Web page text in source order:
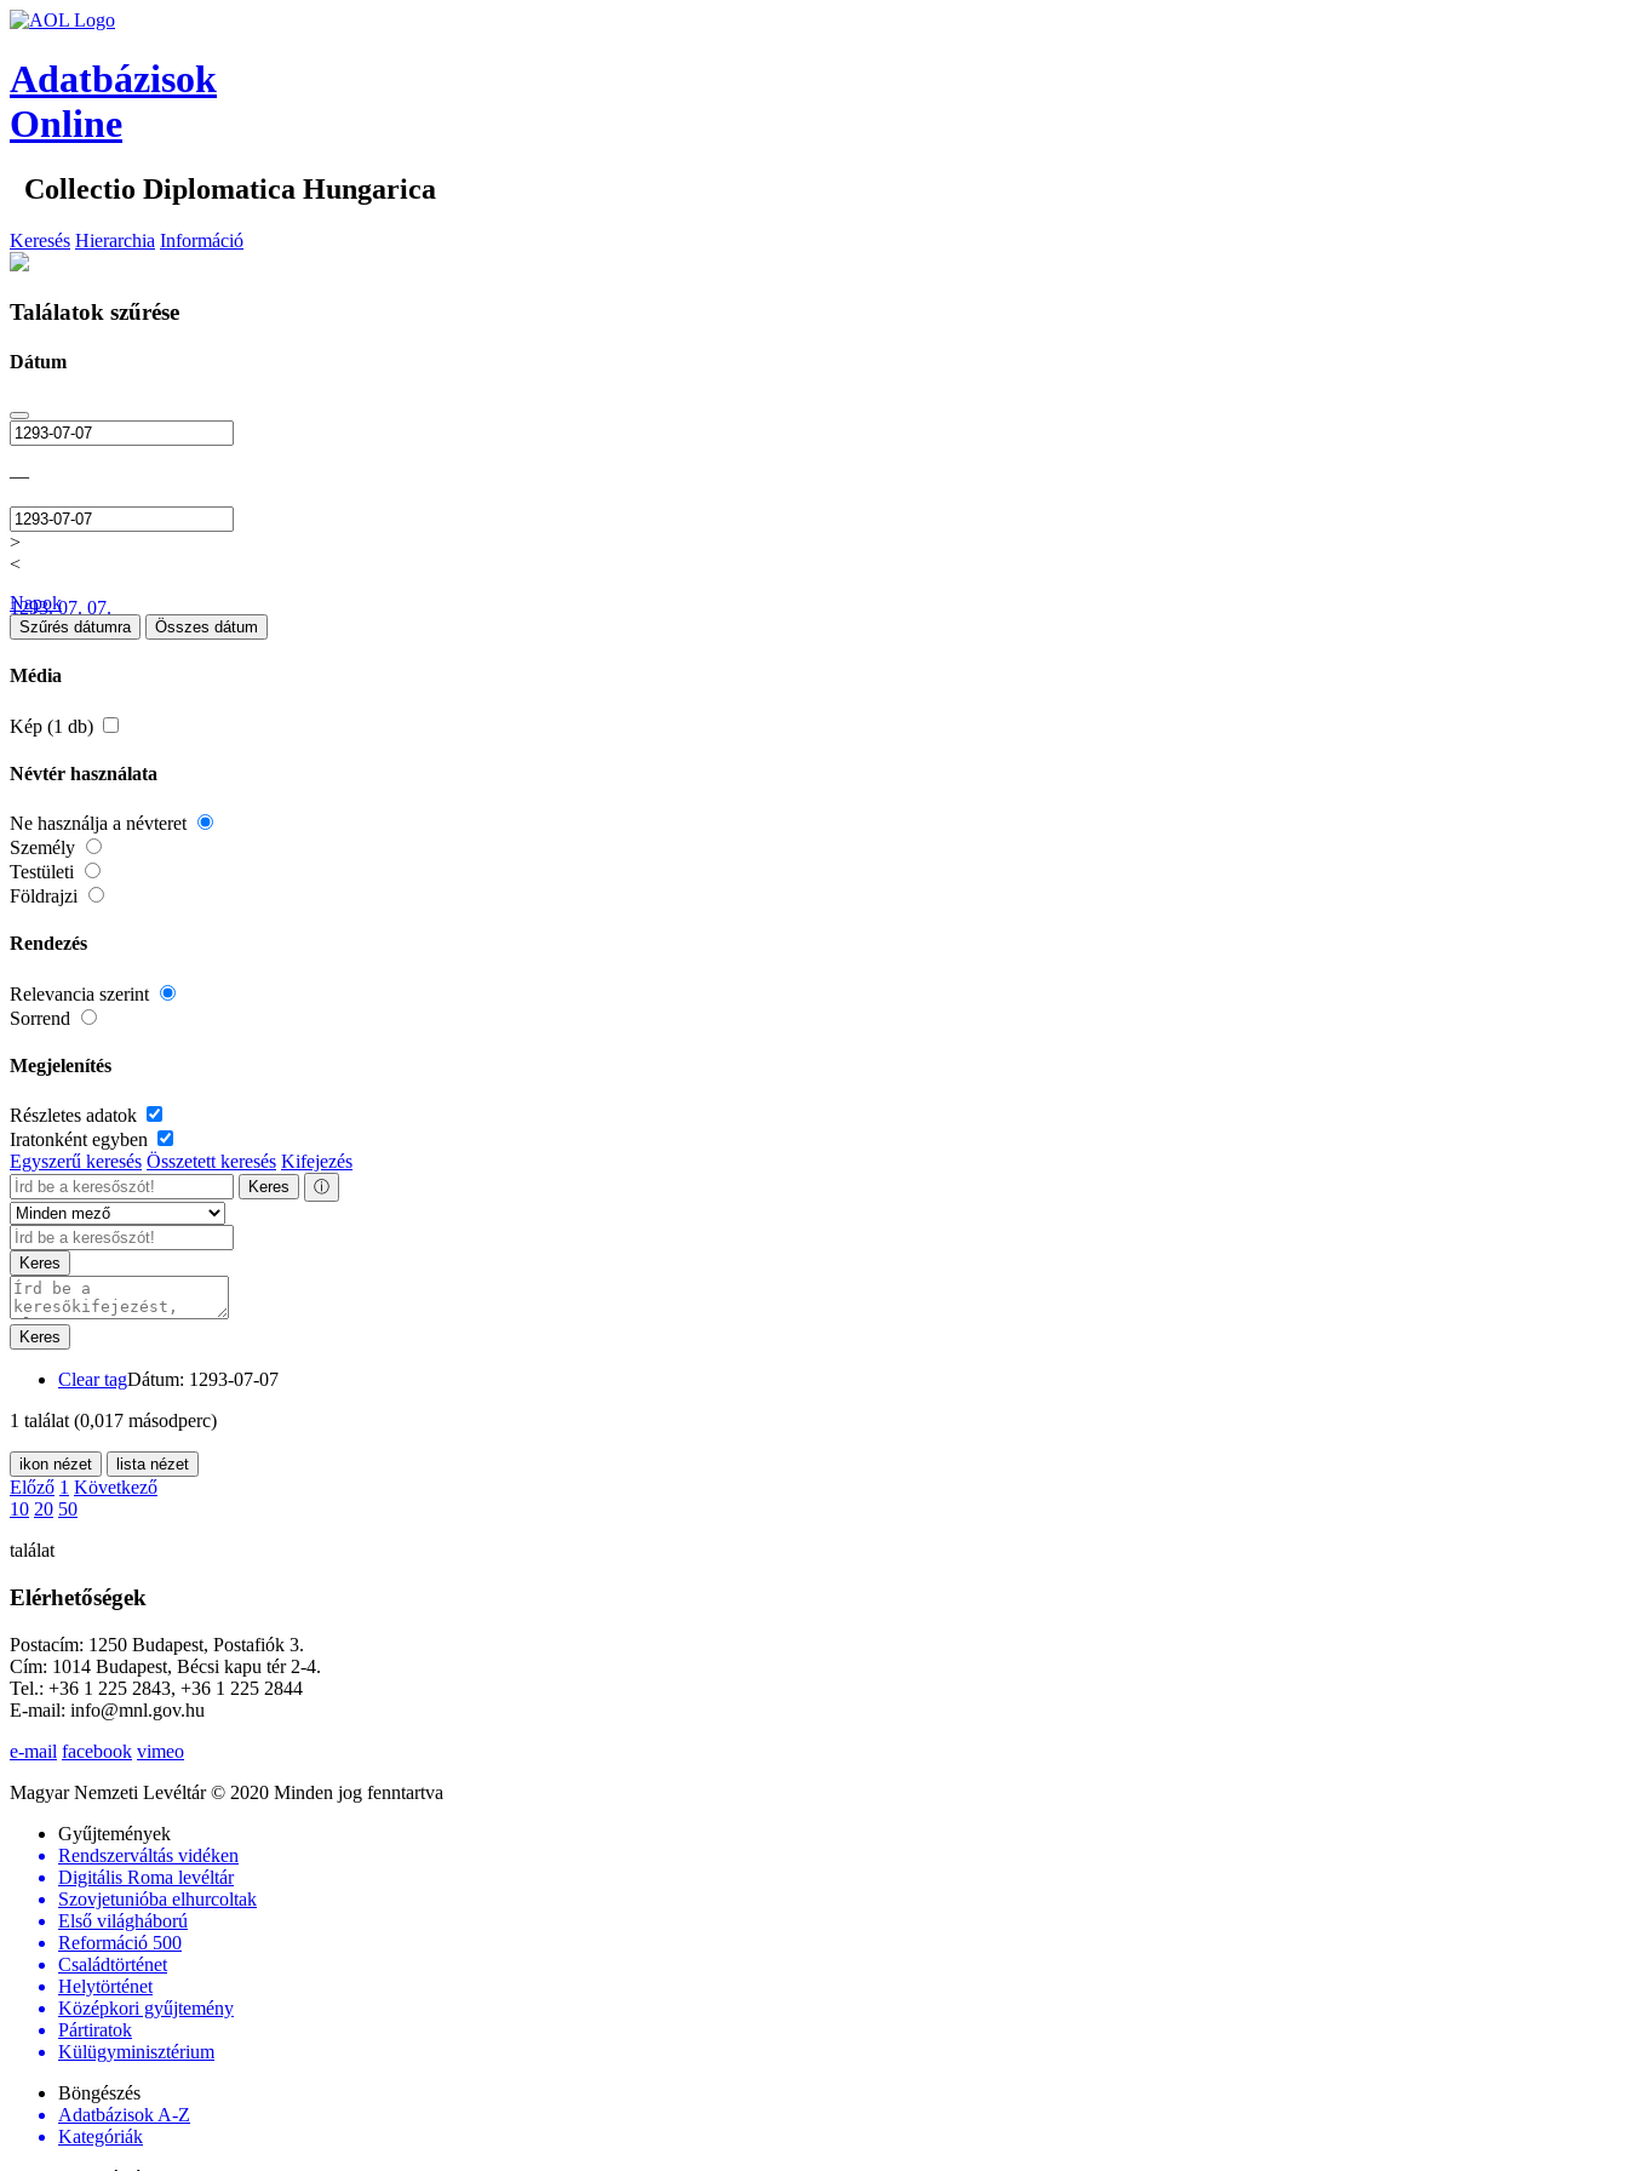
Adatbázisok
Online
Collectio Diplomatica Hungarica
Keresés Hierarchia Információ
Találatok szűrése
Dátum
—
>
<
1293. 07. 07.
Napok
Szűrés dátumra Összes dátum
Média
Kép (1 db)
Névtér használata
Ne használja a névteret
Személy
Testületi
Földrajzi
Rendezés
Relevancia szerint
Sorrend
Megjelenítés
Részletes adatok
Iratonként egyben
Egyszerű keresés Összetett keresés Kifejezés
Keres ⓘ
Keres
Keres
Clear tagDátum: 1293-07-07
1 találat (0,017 másodperc)
ikon nézet lista nézet
Előző 1 Következő
10 20 50
találat
Elérhetőségek
Postacím: 1250 Budapest, Postafiók 3.
Cím: 1014 Budapest, Bécsi kapu tér 2-4.
Tel.: +36 1 225 2843, +36 1 225 2844
E-mail: info@mnl.gov.hu
e-mail facebook vimeo
Magyar Nemzeti Levéltár © 2020 Minden jog fenntartva
Gyűjtemények
Rendszerváltás vidéken
Digitális Roma levéltár
Szovjetunióba elhurcoltak
Első világháború
Reformáció 500
Családtörténet
Helytörténet
Középkori gyűjtemény
Pártiratok
Külügyminisztérium
Böngészés
Adatbázisok A-Z
Kategóriák